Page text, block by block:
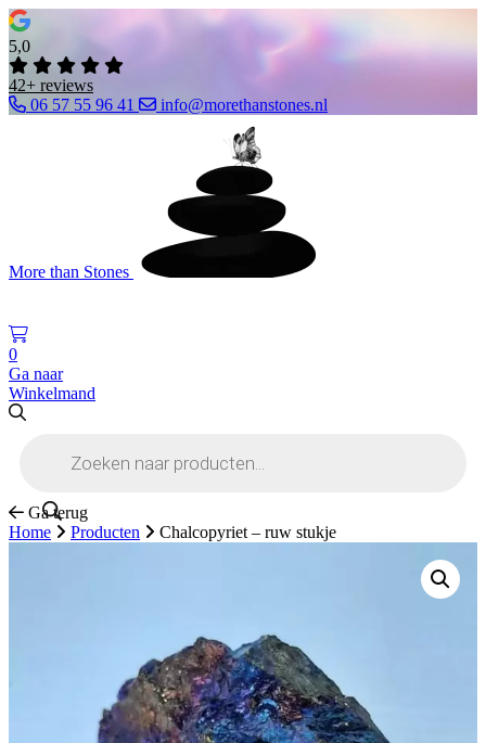
5,0
42+ reviews
06 57 55 96 41
info@morethanstones.nl
More than Stones
0
Ga naar
Winkelmand
Ga terug
Home
Producten Chalcopyriet – ruw stukje